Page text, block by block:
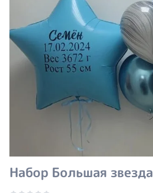
Набор Большая звезда